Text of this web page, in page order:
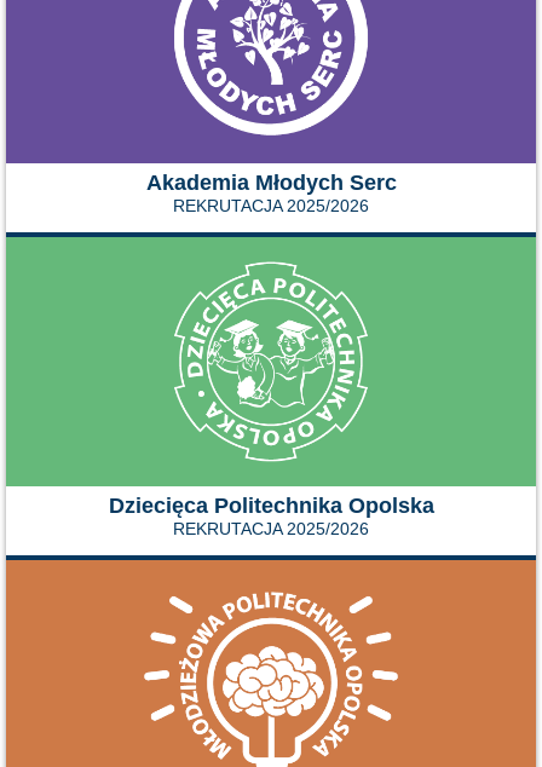
Akademia Młodych Serc
REKRUTACJA 2025/2026
Dziecięca Politechnika Opolska
REKRUTACJA 2025/2026